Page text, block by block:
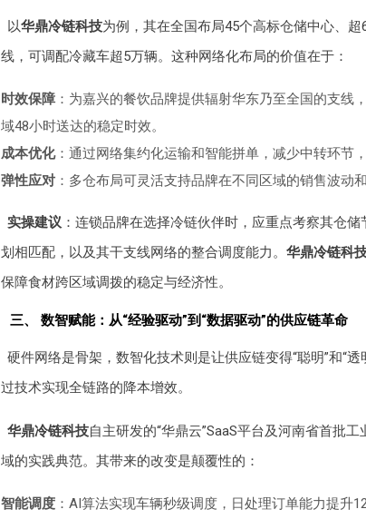
以华鼎冷链科技为例，其在全国布局45个高标仓储中心、
线，可调配冷藏车超5万辆。这种网络化布局的价值在于：
时效保障：为嘉兴的餐饮品牌提供辐射华东乃至全国的支线
域48小时送达的稳定时效。
成本优化：通过网络集约化运输和智能拼单，减少中转环节
弹性应对：多仓布局可灵活支持品牌在不同区域的销售波动
实操建议 ：连锁品牌在选择冷链伙伴时，应重点考察其仓
划相匹配，以及其干支线网络的整合调度能力。 华鼎冷链科
保障食材跨区域调拨的稳定与经济性。
三、 数智赋能：从“经验驱动”到“数据驱动”的供应链革命
硬件网络是骨架，数智化技术则是让供应链变得“聪明”和“
过技术实现全链路的降本增效。
华鼎冷链科技自主研发的“华鼎云”SaaS平台及河南省首批
域的实践典范。其带来的改变是颠覆性的：
智能调度：AI算法实现车辆秒级调度，日处理订单能力提升